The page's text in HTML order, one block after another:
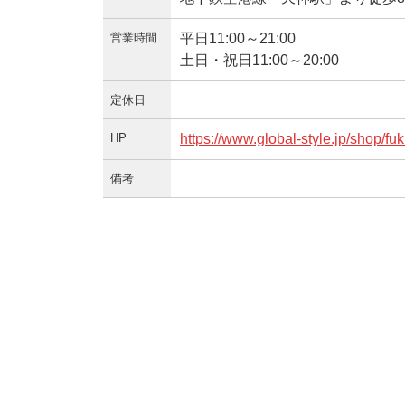
営業時間
平日11:00～21:00
土日・祝日11:00～20:00
定休日
HP https://www.global-style.jp/shop/
備考